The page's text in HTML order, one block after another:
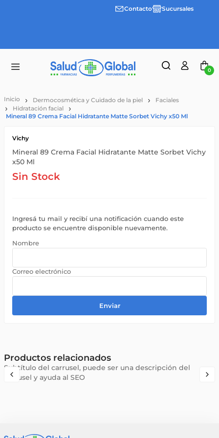
Envíos
Contacto Sucursales
0
Dermocosmética y Cuidado de la piel
Faciales
Hidratación facial
Mineral 89 Crema Facial Hidratante Matte Sorbet Vichy x50 Ml
Vichy
Mineral 89 Crema Facial Hidratante Matte Sorbet Vichy
x50 Ml
Sin Stock
Ingresá tu mail y recibí una notificación cuando este
producto se encuentre disponible nuevamente.
Enviar
Productos relacionados
Subtítulo del carrusel, puede ser una descripción del
carrusel y ayuda al SEO